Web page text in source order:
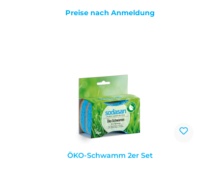
Preise nach Anmeldung
ÖKO-Schwamm 2er Set